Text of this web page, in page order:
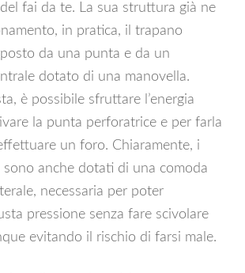
fai da te. La sua struttura già ne
in pratica, il trapano
da una punta e da un
dotato di una manovella.
è possibile sfruttare l’energia
la punta perforatrice e per farla
un foro. Chiaramente, i
anche dotati di una comoda
necessaria per poter
pressione senza fare scivolare
evitando il rischio di farsi male.